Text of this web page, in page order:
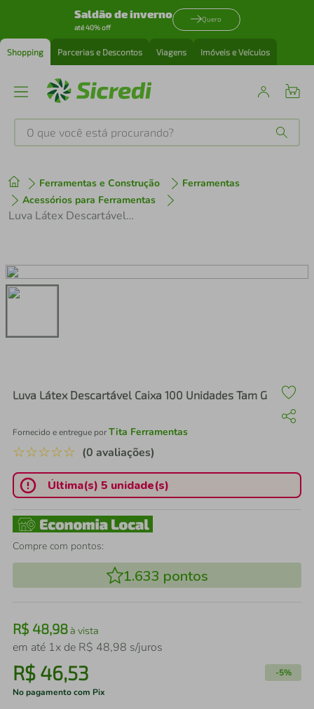
Saldão de inverno
até 40% off
Quero
Shopping Parcerias e Descontos Viagens Imóveis e Veículos
O que você está procurando?
Ferramentas e Construção
Ferramentas
Acessórios para Ferramentas
Luva Látex Descartável Caixa 100 Unidades Tam G
Luva Látex Descartável Caixa 100 Unidades Tam G
Fornecido e entregue porTita Ferramentas
☆☆☆☆☆ (0 avaliações)
Última(s) 5 unidade(s)
Compre com pontos:
1.633 pontos
R$ 48,98à vista
em até 1x de R$ 48,98 s/juros
R$ 46,53 -5%
No pagamento com Pix
1º tenis